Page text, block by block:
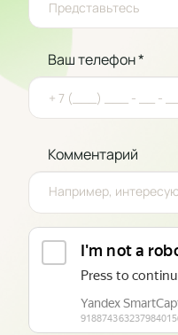
Ваш телефон *
Комментарий